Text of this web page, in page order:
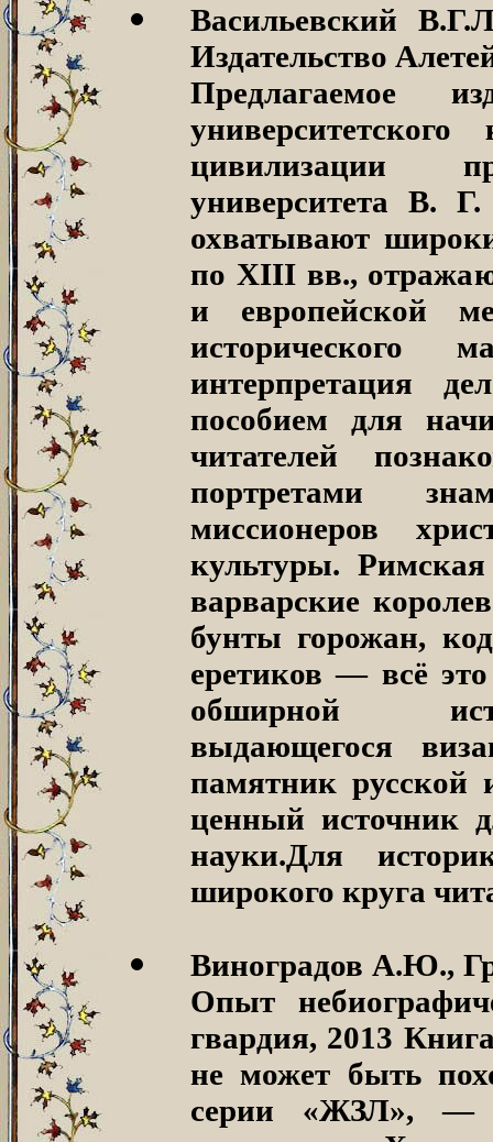
Васильевский
Издательство
Предлагаемое
цивилизации
университета В.
охватывают
по XIII вв.,
и европейской
исторического
интерпретация
пособием для
читателей
портретами
миссионеров
культуры.
варварские
бунты горожан,
еретиков — всё
обширной
выдающегося
памятник русской
ценный источник
науки.Для
широкого круга
Виноградов А.Ю.,
Опыт
гвардия, 2013
не может быть
серии «ЖЗЛ», —